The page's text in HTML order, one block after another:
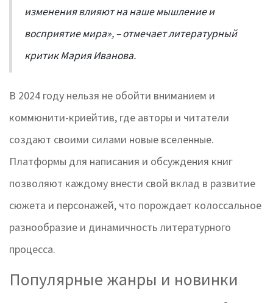
изменения влияют на наше мышление и
восприятие мира», – отмечает литературный
критик Мария Иванова.
В 2024 году нельзя не обойти вниманием и
коммюнити-криейтив, где авторы и читатели
создают своими силами новые вселенные.
Платформы для написания и обсуждения книг
позволяют каждому внести свой вклад в развитие
сюжета и персонажей, что порождает колоссальное
разнообразие и динамичность литературного
процесса.
Популярные жанры и новинки